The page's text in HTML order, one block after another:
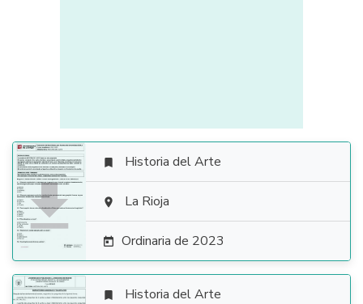

 Historia del Arte
 La Rioja
 Ordinaria de 2023
 Historia del Arte